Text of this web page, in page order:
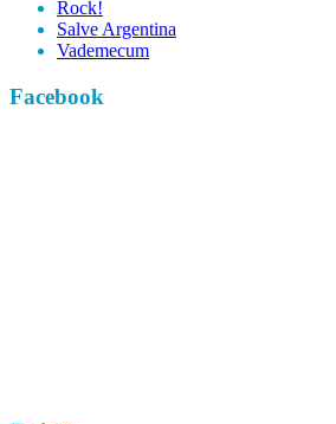
Rock!
Salve Argentina
Vademecum
Facebook